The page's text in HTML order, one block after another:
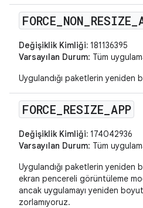
FORCE NON RESIZE
Değişiklik Kimliği: 181136395
Varsayılan Durum: Tüm
Uygulandığı paketlerin yeniden
FORCE RESIZE APP
Değişiklik Kimliği: 174042936
Varsayılan Durum: Tüm
Uygulandığı paketlerin yeniden
ekran pencereli görüntüleme
ancak uygulamayı yeniden
zorlamıyoruz.